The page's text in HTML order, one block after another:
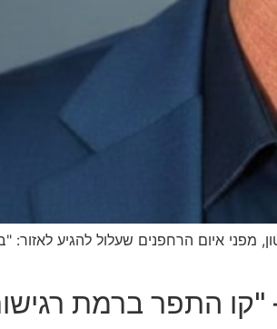
מפני איום הרחפנים שעלול להגיע לאזור:
"קו התפר ברמת